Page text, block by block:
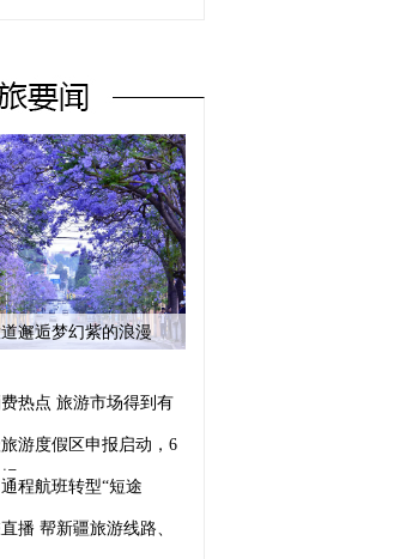
邂逅梦幻紫的浪漫
热点 旅游市场得到有
游度假区申报启动，6
程航班转型“短途
播 帮新疆旅游线路、